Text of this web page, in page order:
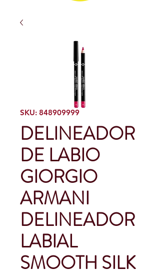
SKU: 848909999
DELINEADOR
DE LABIO
GIORGIO
ARMANI
DELINEADOR
LABIAL
SMOOTH SILK